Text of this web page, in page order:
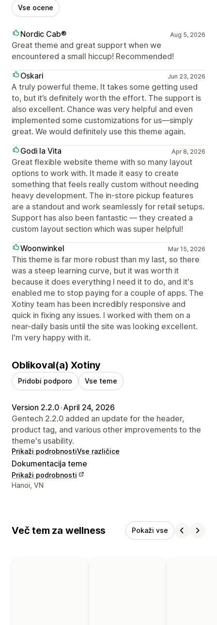
Vse ocene
Nordic Cab® Aug 5, 2026
Great theme and great support when we
encountered a small hiccup! Recommended!
Oskari
Jun 23, 2026
A truly powerful theme. It takes some getting used
to, but it’s definitely worth the effort. The support is
also excellent. Chance was very helpful and even
implemented some customizations for us—simply
great. We would definitely use this theme again.
Godi la Vita
Apr 8, 2026
Great flexible website theme with so many layout
options to work with. It made it easy to create
something that feels really custom without needing
heavy development. The in-store pickup features
are a standout and work seamlessly for retail setups.
Support has also been fantastic — they created a
custom layout section which was super helpful!
Woonwinkel
Mar 15, 2026
This theme is far more robust than my last, so there
was a steep learning curve, but it was worth it
because it does everything I need it to do, and it's
enabled me to stop paying for a couple of apps. The
Xotiny team has been incredibly responsive and
quick in fixing any issues. I worked with them on a
near-daily basis until the site was looking excellent.
I'm very happy with it.
Oblikoval(a) Xotiny
Pridobi podporo Vse teme
Version 2.2.0•April 24, 2026
Gentech 2.2.0 added an update for the header,
product tag, and various other improvements to the
theme's usability.
Prikaži podrobnostiVse različice
Dokumentacija teme
Prikaži podrobnosti
Podatki za stik z oblikovalcem
Hanoi, VN
Več tem za wellness Pokaži vse